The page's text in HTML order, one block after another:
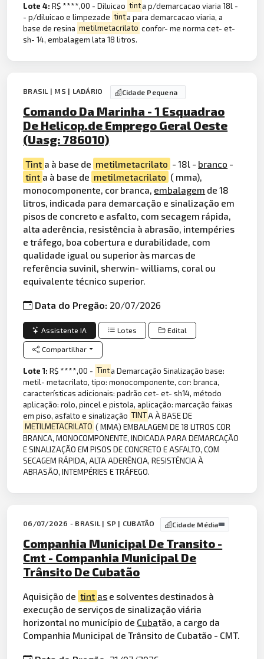
Lote 4:R$ ****,00 - Diluicao tinta p/demarcacao viaria 18l -
- p/diluicao e limpezade tinta para demarcacao viaria, a
base de resina metilmetacrilato confor- me norma cet- et-
sh- 14, embalagem lata 18 litros.
BRASIL | MS | LADÁRIO Cidade Pequena
Comando Da Marinha - 1 Esquadrao
De Helicop.de Emprego Geral Oeste
(Uasg: 786010)
Tint a à base de metilmetacrilato - 18l - branco -
tint a à base de metilmetacrilato ( mma),
monocomponente, cor branca, embalagem de 18
litros, indicada para demarcação e sinalização em
pisos de concreto e asfalto, com secagem rápida,
alta aderência, resistência à abrasão, intempéries
e tráfego, boa cobertura e durabilidade, com
qualidade igual ou superior às marcas de
referência suvinil, sherwin- williams, coral ou
equivalente técnico superior.
Data do Pregão: 20/07/2026
Assistente IA Lotes Edital
Compartilhar
Lote 1:R$ ****,00 - Tinta Demarcação Sinalização base:
metil- metacrilato, tipo: monocomponente, cor: branca,
características adicionais: padrão cet- et- sh14, método
aplicação: rolo, pincel e pistola, aplicação: marcação faixas
em piso, asfalto e sinalização TINTA À BASE DE
METILMETACRILATO ( MMA) EMBALAGEM DE 18 LITROS COR
BRANCA, MONOCOMPONENTE, INDICADA PARA DEMARCAÇÃO
E SINALIZAÇÃO EM PISOS DE CONCRETO E ASFALTO, COM
SECAGEM RÁPIDA, ALTA ADERÊNCIA, RESISTÊNCIA À
ABRASÃO, INTEMPÉRIES E TRÁFEGO.
06/07/2026 - BRASIL | SP | CUBATÃO Cidade Média
Companhia Municipal De Transito -
Cmt - Companhia Municipal De
Trânsito De Cubatão
Aquisição de tint as e solventes destinados à
execução de serviços de sinalização viária
horizontal no município de Cubatão, a cargo da
Companhia Municipal de Trânsito de Cubatão - CMT.